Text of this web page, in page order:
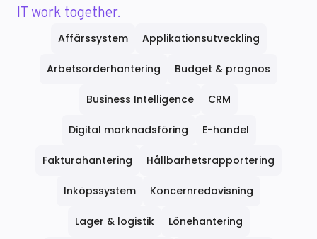
IT work together.
Affärssystem Applikationsutveckling
Arbetsorderhantering Budget & prognos
Business Intelligence CRM
Digital marknadsföring E-handel
Fakturahantering Hållbarhetsrapportering
Inköpssystem Koncernredovisning
Lager & logistik Lönehantering